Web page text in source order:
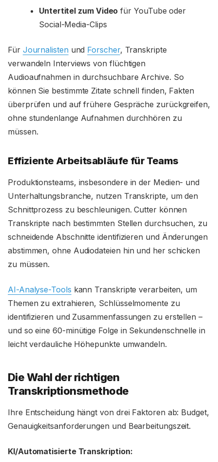
Untertitel zum Video für YouTube oder
Social-Media-Clips
Für Journalistenund Forscher, Transkripte
verwandeln Interviews von flüchtigen
Audioaufnahmen in durchsuchbare Archive. So
können Sie bestimmte Zitate schnell finden, Fakten
überprüfen und auf frühere Gespräche zurückgreifen,
ohne stundenlange Aufnahmen durchhören zu
müssen.
Effiziente Arbeitsabläufe für Teams
Produktionsteams, insbesondere in der Medien- und
Unterhaltungsbranche, nutzen Transkripte, um den
Schnittprozess zu beschleunigen. Cutter können
Transkripte nach bestimmten Stellen durchsuchen, zu
schneidende Abschnitte identifizieren und Änderungen
abstimmen, ohne Audiodateien hin und her schicken
zu müssen.
AI-Analyse-Tools kann Transkripte verarbeiten, um
Themen zu extrahieren, Schlüsselmomente zu
identifizieren und Zusammenfassungen zu erstellen –
und so eine 60-minütige Folge in Sekundenschnelle in
leicht verdauliche Höhepunkte umwandeln.
Die Wahl der richtigen
Transkriptionsmethode
Ihre Entscheidung hängt von drei Faktoren ab: Budget,
Genauigkeitsanforderungen und Bearbeitungszeit.
KI/Automatisierte Transkription: